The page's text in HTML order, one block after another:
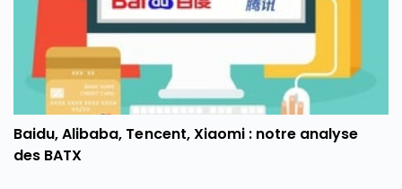
Baidu, Alibaba, Tencent, Xiaomi : notre analyse
des BATX